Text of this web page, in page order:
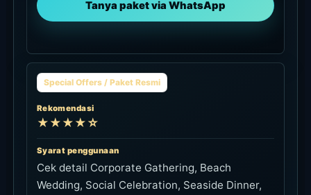
Tanya paket via WhatsApp
Special Offers / Paket Resmi
Rekomendasi
★★★★☆
Syarat penggunaan
Cek detail Corporate Gathering, Beach
Wedding, Social Celebration, Seaside Dinner,